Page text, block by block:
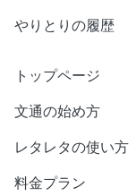
やりとりの履歴
トップページ
文通の始め方
レタレタの使い方
料金プラン